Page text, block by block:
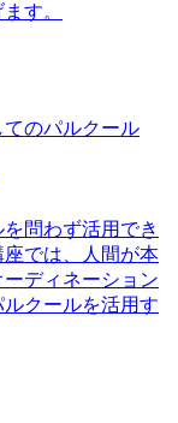
す。
問わず活用でき
では、人間が本
ディネーション
クールを活用す